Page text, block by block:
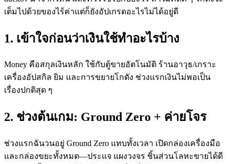
เต็มไปด้วยของไร้ค่าแต่ก็ยังอัปเกรดอะไรไม่ได้อยู่ดี
1. เข้าใจก่อนว่าเงินใช้ทำอะไรบ้าง
Money คือสกุลเงินหลัก ใช้กับตู้ขายอัตโนมัติ ร้านอาวุธ/เกราะ
เครื่องอัปสกิล ยิม และการขยายโกดัง ช่วงแรกเงินไม่พอเป็น
เรื่องปกติสุด ๆ
2. ช่วงต้นเกม: Ground Zero + ค่ายโจร
ช่วงแรกฉันวนอยู่ Ground Zero แทบทั้งเวลา เปิดกล่องเครื่องมือ
และกล่องขยะทั้งหมด—ประแจ แผงวงจร ชิ้นส่วนโลหะขายได้ดี